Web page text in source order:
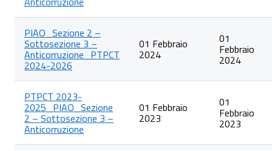
corruzione
e
della
trasparenza
PIAO_Sezione 2 –
Sottosezione 3 –
Anticorruzione_PTPCT
2024-2026
01 Febbraio
2024
01
Febbraio
2024
PTPCT 2023-
2025_PIAO_Sezione
2 – Sottosezione 3 –
Anticorruzione
01 Febbraio
2023
01
Febbraio
2023